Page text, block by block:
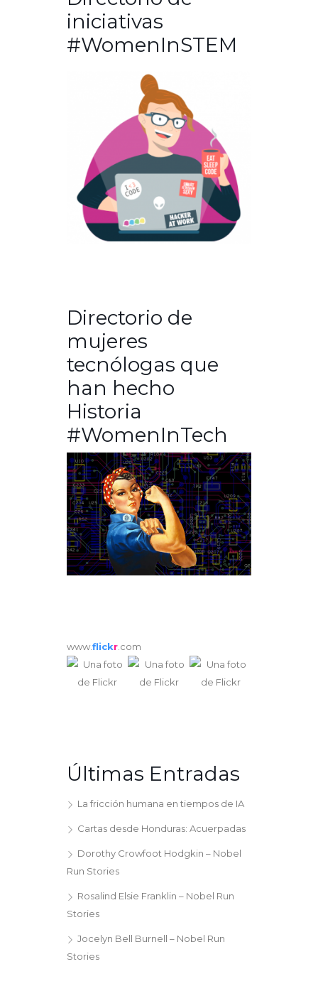
iniciativas
#WomenInSTEM
Directorio de
mujeres
tecnólogas que
han hecho
Historia
#WomenInTech
www.flickr .com
Últimas Entradas
La fricción humana en tiempos de IA
Cartas desde Honduras: Acuerpadas
Dorothy Crowfoot Hodgkin – Nobel
Run Stories
Rosalind Elsie Franklin – Nobel Run
Stories
Jocelyn Bell Burnell – Nobel Run
Stories